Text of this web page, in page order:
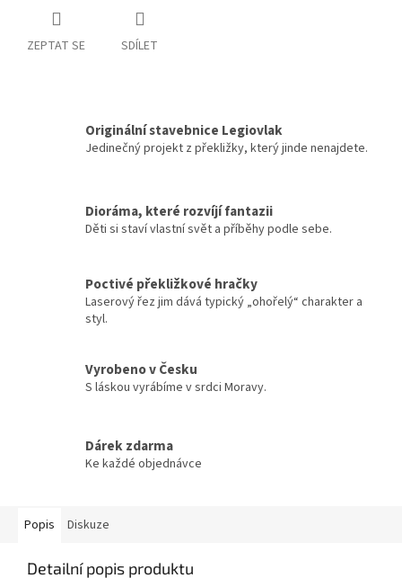
ZEPTAT SE SDÍLET
Originální stavebnice Legiovlak
Jedinečný projekt z překližky, který jinde nenajdete.
Dioráma, které rozvíjí fantazii
Děti si staví vlastní svět a příběhy podle sebe.
Poctivé překližkové hračky
Laserový řez jim dává typický „ohořelý“ charakter a
styl.
Vyrobeno v Česku
S láskou vyrábíme v srdci Moravy.
Dárek zdarma
Ke každé objednávce
Popis Diskuze
Detailní popis produktu